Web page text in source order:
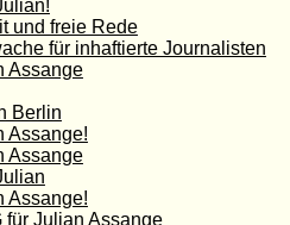
und freie Rede
für inhaftierte Journalisten
Assange
Berlin
Assange!
Assange
Assange!
für Julian Assange